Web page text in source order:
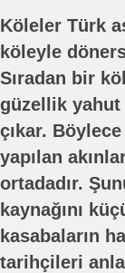
Köleler Türk
köleyle
Sıradan bir
güzellik yahut
çıkar.
yapılan
ortadadır.
kaynağını
kasabaların
tarihçileri